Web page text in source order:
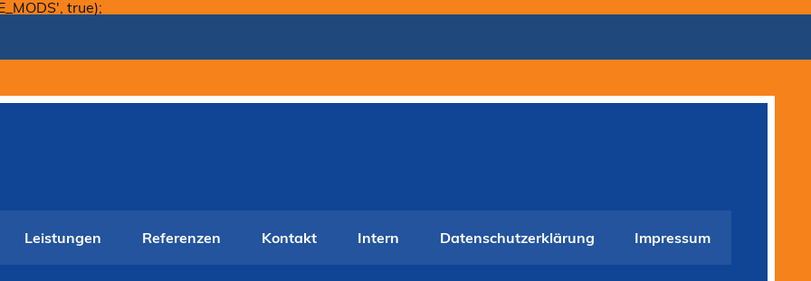
true);
Leistungen Referenzen Kontakt Intern Datenschutzerklärung Impressum